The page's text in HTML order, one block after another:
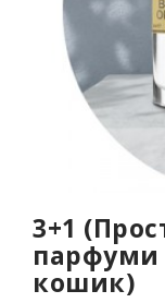
3+1
парфуми
кошик)